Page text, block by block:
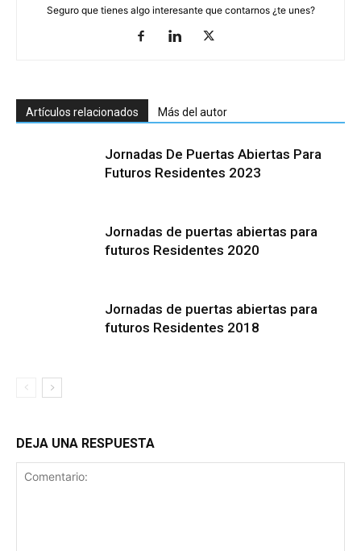
Seguro que tienes algo interesante que contarnos ¿te unes?
Artículos relacionados Más del autor
Jornadas De Puertas Abiertas Para
Futuros Residentes 2023
Jornadas de puertas abiertas para
futuros Residentes 2020
Jornadas de puertas abiertas para
futuros Residentes 2018
DEJA UNA RESPUESTA